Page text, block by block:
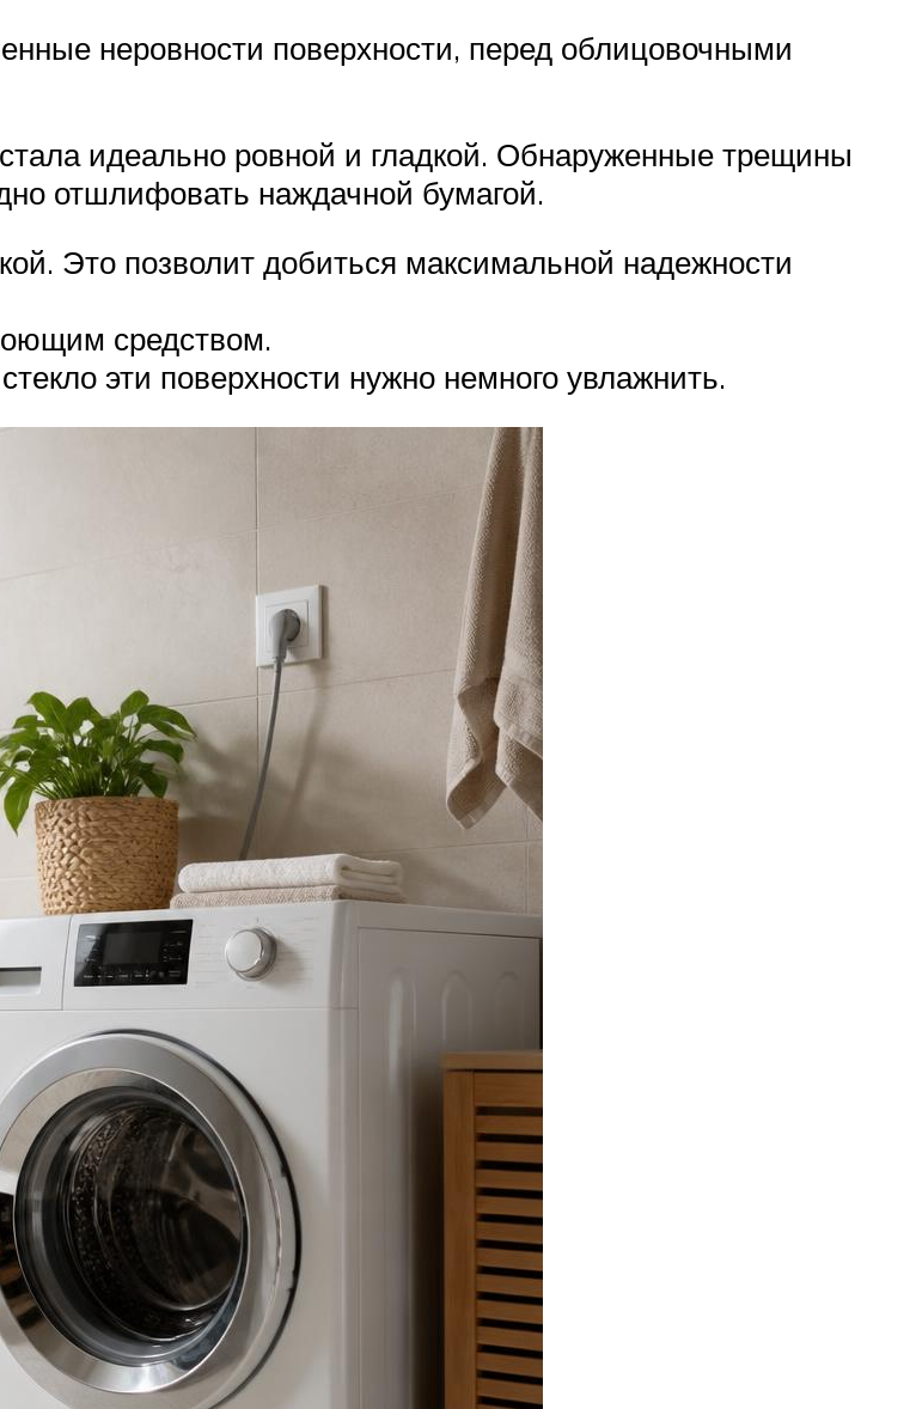
неровности поверхности, перед облицовочными
идеально ровной и гладкой. Обнаруженные трещины
отшлифовать наждачной бумагой.
Это позволит добиться максимальной надежности
средством.
эти поверхности нужно немного увлажнить.